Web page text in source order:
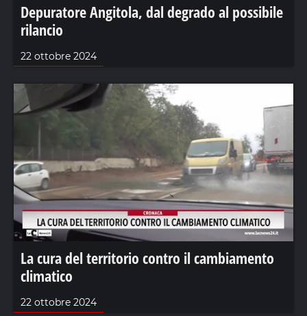
Depuratore Angitola, dal degrado al possibile
rilancio
22 ottobre 2024
La cura del territorio contro il cambiamento
climatico
22 ottobre 2024